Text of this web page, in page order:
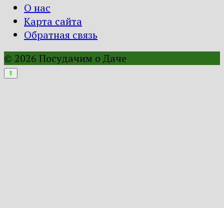
О нас
Карта сайта
Обратная связь
© 2026 Посудачим о Даче